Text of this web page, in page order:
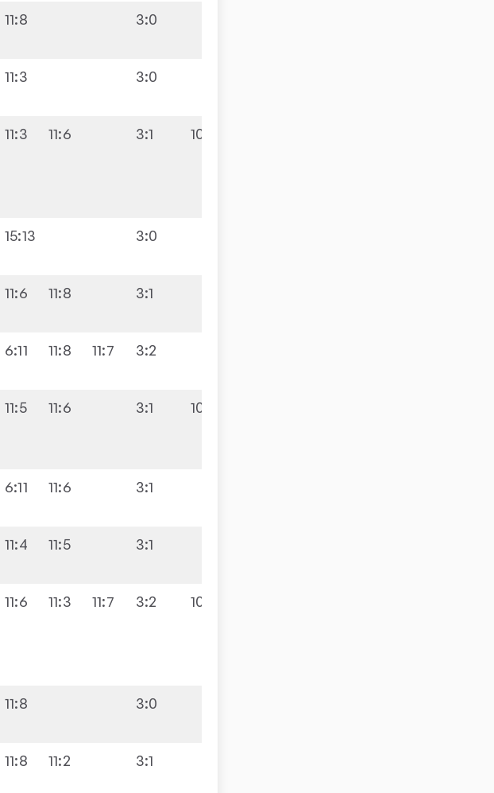
11:8 3:0
11:3 3:0
11:3 11:6 3:1 10:6
15:13 3:0
11:6 11:8 3:1
6:11 11:8 11:7 3:2
11:5 11:6 3:1 10:4
6:11 11:6 3:1
11:4 11:5 3:1
11:6 11:3 11:7 3:2 10:2
11:8 3:0
11:8 11:2 3:1